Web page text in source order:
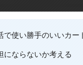
で使い勝手のいいカー
にならないか考える